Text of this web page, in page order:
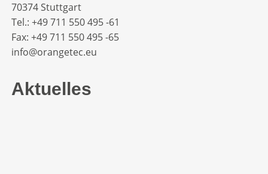
70374 Stuttgart
Tel.: +49 711 550 495 -61‬
Fax: +49 711 550 495 -65‬
info@orangetec.eu
Aktuelles